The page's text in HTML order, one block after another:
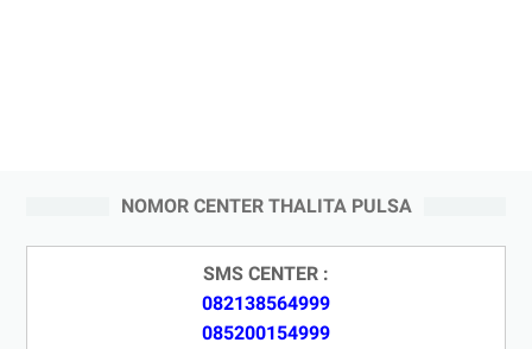
NOMOR CENTER THALITA PULSA
SMS CENTER :
082138564999
085200154999